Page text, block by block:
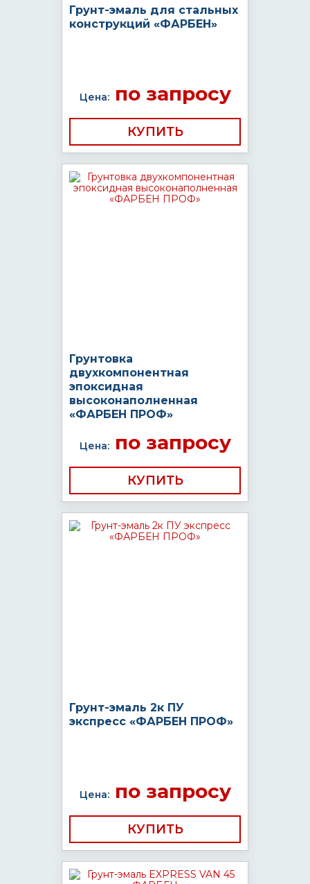
Грунт-эмаль для стальных
конструкций «ФАРБЕН»
Цена:по запросу
КУПИТЬ
Грунтовка
двухкомпонентная
эпоксидная
высоконаполненная
«ФАРБЕН ПРОФ»
Цена:по запросу
КУПИТЬ
Грунт-эмаль 2к ПУ
экспресс «ФАРБЕН ПРОФ»
Цена:по запросу
КУПИТЬ